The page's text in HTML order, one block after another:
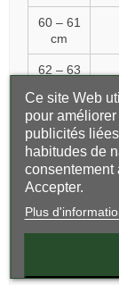
60 – 61
cm
62 – 63
Pour aller plus
pouvez
casquette
Que faire si
Si votre tour de
généralement
plus
Ce site Web
pour
publicités
habitudes de
consentement
Accepter.
Plus